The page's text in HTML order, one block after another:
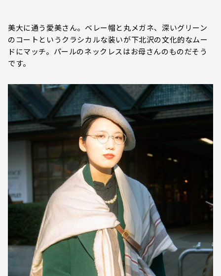
美大に通う愛美さん。ベレー帽と丸メガネ、深いグリーン
のコートというクラシカルな装いが下北沢の文化的なムー
ドにマッチ。パールのネックレスはお母さんのものだそう
です。